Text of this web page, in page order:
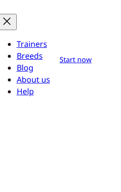
Trainers
Breeds
Blog
About us
Help
Start now